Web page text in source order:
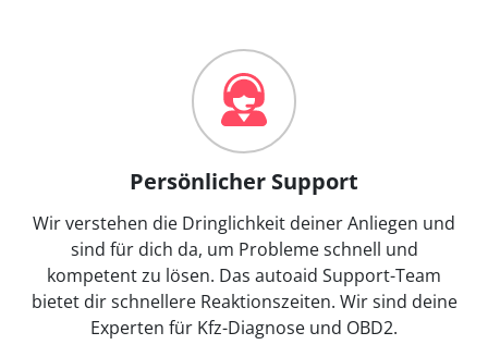
Persönlicher Support
Wir verstehen die Dringlichkeit deiner Anliegen und
sind für dich da, um Probleme schnell und
kompetent zu lösen. Das autoaid Support-Team
bietet dir schnellere Reaktionszeiten. Wir sind deine
Experten für Kfz-Diagnose und OBD2.